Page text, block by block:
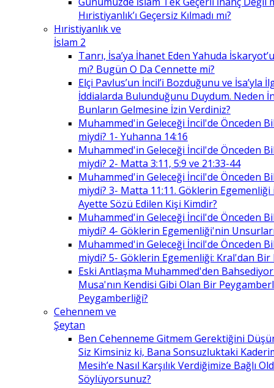
Hıristiyanlık’ı Geçersiz Kılmadı mı?
Hıristiyanlık ve
İslam 2
Tanrı, İsa’ya İhanet Eden Yahuda
mı? Bugün O Da Cennette mi?
Elçi Pavlus’un İncil’i Bozduğunu ve İsa’yla
İddialarda Bulunduğunu Duydum. Neden
Bunların Gelmesine İzin Verdiniz?
Muhammed'in Geleceği İncil'de Önceden
miydi? 1- Yuhanna 14:16
Muhammed'in Geleceği İncil'de Önceden
miydi? 2- Matta 3:11, 5:9 ve 21:33-44
Muhammed'in Geleceği İncil'de Önceden
miydi? 3- Matta 11:11. Göklerin
Ayette Sözü Edilen Kişi Kimdir?
Muhammed'in Geleceği İncil'de Önceden
miydi? 4- Göklerin Egemenliği'nin
Muhammed'in Geleceği İncil'de Önceden
miydi? 5- Göklerin Egemenliği: Kral'dan Bir
Eski Antlaşma Muhammed'den Bahsediyor
Musa'nın Kendisi Gibi Olan Bir
Peygamberliği?
Cehennem ve
Şeytan
Ben Cehenneme Gitmem Gerektiğini
Siz Kimsiniz ki, Bana Sonsuzluktaki
Mesih’e Nasıl Karşılık Verdiğimize Bağlı
Söylüyorsunuz?